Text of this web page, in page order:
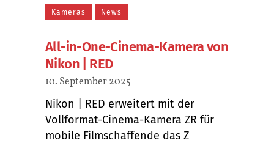
Kameras News
All-in-One-Cinema-Kamera von
Nikon | RED
10. September 2025
Nikon | RED erweitert mit der
Vollformat-Cinema-Kamera ZR für
mobile Filmschaffende das Z